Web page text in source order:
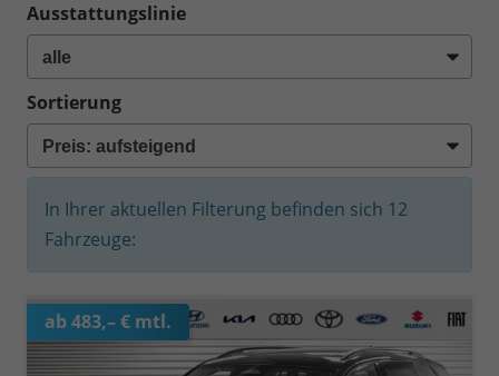
Ausstattungslinie
Sortierung
In Ihrer aktuellen Filterung befinden sich 12
Fahrzeuge:
ab 483,– € mtl.